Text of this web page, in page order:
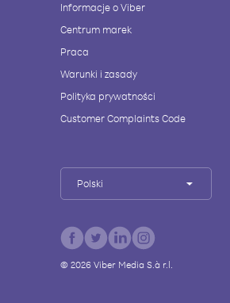
Informacje o Viber
Centrum marek
Praca
Warunki i zasady
Polityka prywatności
Customer Complaints Code
Polski
© 2026Viber Media S.à r.l.